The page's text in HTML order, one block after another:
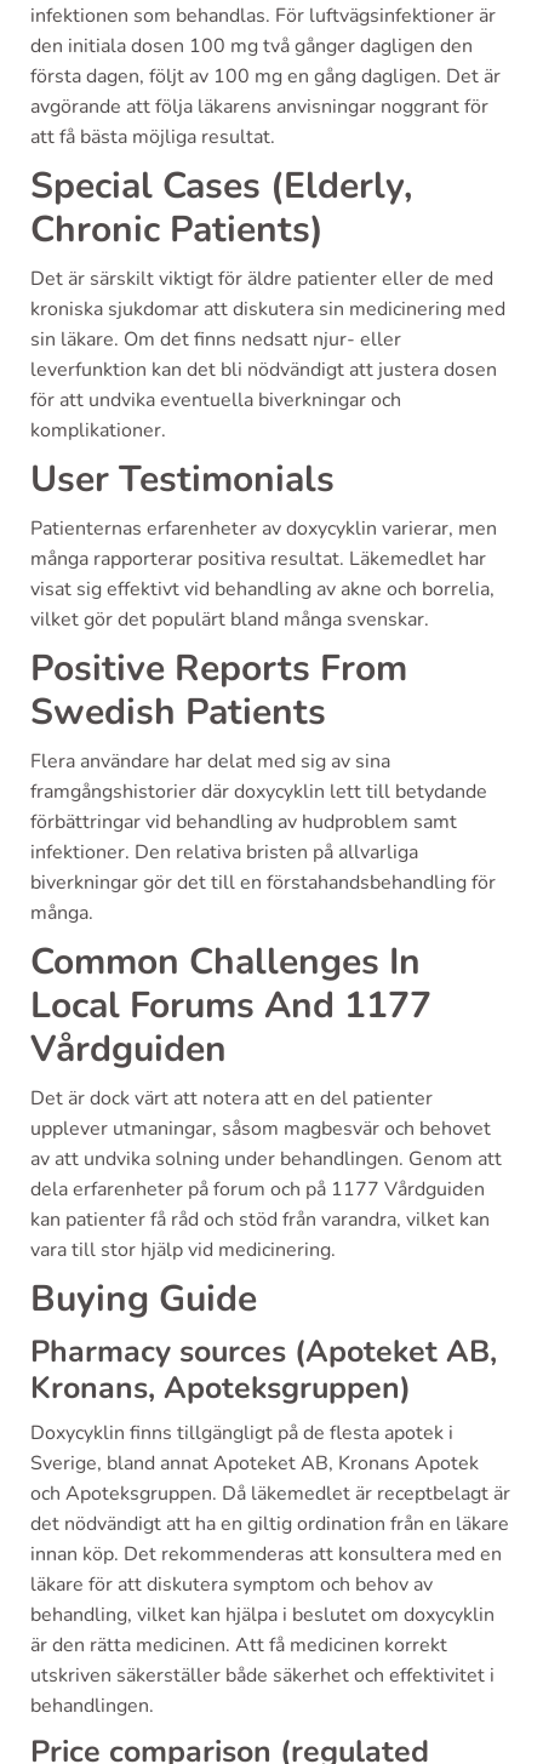
infektionen som behandlas. För luftvägsinfektioner är
den initiala dosen 100 mg två gånger dagligen den
första dagen, följt av 100 mg en gång dagligen. Det är
avgörande att följa läkarens anvisningar noggrant för
att få bästa möjliga resultat.
Special Cases (Elderly,
Chronic Patients)
Det är särskilt viktigt för äldre patienter eller de med
kroniska sjukdomar att diskutera sin medicinering med
sin läkare. Om det finns nedsatt njur- eller
leverfunktion kan det bli nödvändigt att justera dosen
för att undvika eventuella biverkningar och
komplikationer.
User Testimonials
Patienternas erfarenheter av doxycyklin varierar, men
många rapporterar positiva resultat. Läkemedlet har
visat sig effektivt vid behandling av akne och borrelia,
vilket gör det populärt bland många svenskar.
Positive Reports From
Swedish Patients
Flera användare har delat med sig av sina
framgångshistorier där doxycyklin lett till betydande
förbättringar vid behandling av hudproblem samt
infektioner. Den relativa bristen på allvarliga
biverkningar gör det till en förstahandsbehandling för
många.
Common Challenges In
Local Forums And 1177
Vårdguiden
Det är dock värt att notera att en del patienter
upplever utmaningar, såsom magbesvär och behovet
av att undvika solning under behandlingen. Genom att
dela erfarenheter på forum och på 1177 Vårdguiden
kan patienter få råd och stöd från varandra, vilket kan
vara till stor hjälp vid medicinering.
Buying Guide
Pharmacy sources (Apoteket AB,
Kronans, Apoteksgruppen)
Doxycyklin finns tillgängligt på de flesta apotek i
Sverige, bland annat Apoteket AB, Kronans Apotek
och Apoteksgruppen. Då läkemedlet är receptbelagt är
det nödvändigt att ha en giltig ordination från en läkare
innan köp. Det rekommenderas att konsultera med en
läkare för att diskutera symptom och behov av
behandling, vilket kan hjälpa i beslutet om doxycyklin
är den rätta medicinen. Att få medicinen korrekt
utskriven säkerställer både säkerhet och effektivitet i
behandlingen.
Price comparison (regulated